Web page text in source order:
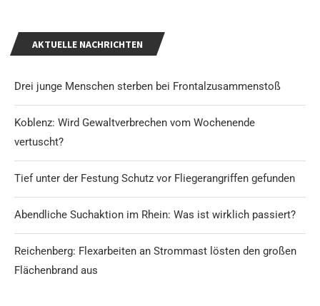
AKTUELLE NACHRICHTEN
Drei junge Menschen sterben bei Frontalzusammenstoß
Koblenz: Wird Gewaltverbrechen vom Wochenende
vertuscht?
Tief unter der Festung Schutz vor Fliegerangriffen gefunden
Abendliche Suchaktion im Rhein: Was ist wirklich passiert?
Reichenberg: Flexarbeiten an Strommast lösten den großen
Flächenbrand aus